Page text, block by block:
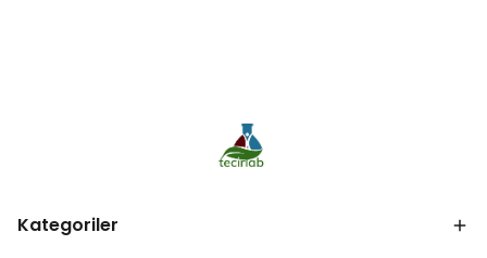
Kategoriler